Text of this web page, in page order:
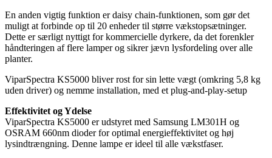
En anden vigtig funktion er daisy chain-funktionen, som gør det
muligt at forbinde op til 20 enheder til større vækstopsætninger.
Dette er særligt nyttigt for kommercielle dyrkere, da det forenkler
håndteringen af flere lamper og sikrer jævn lysfordeling over alle
planter.
ViparSpectra KS5000 bliver rost for sin lette vægt (omkring 5,8 kg
uden driver) og nemme installation, med et plug-and-play-setup
Effektivitet og Ydelse
ViparSpectra KS5000 er udstyret med Samsung LM301H og
OSRAM 660nm dioder for optimal energieffektivitet og høj
lysindtrængning. Denne lampe er ideel til alle vækstfaser.